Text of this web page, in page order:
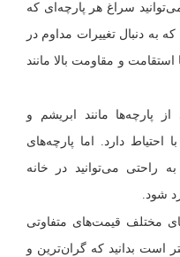
سراغ هر پارچه‌ای که
به دنبال تغییرات مداوم در
استقامت و مقاومت بالا مانند
از پارچه‌ها مانند ابریشم و
دارد. اما پارچه‌های
راحتی می‌توانید در خانه
شود.
مختلف قیمت‌های متفاوتی
است بدانید که گران‌ترین و